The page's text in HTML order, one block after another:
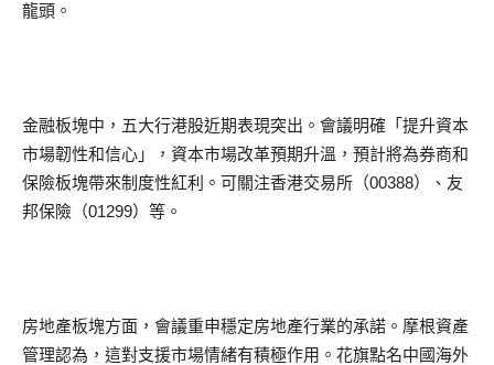
龍頭。
金融板塊中，五大行港股近期表現突出。會議明確「提升資本
市場韌性和信心」，資本市場改革預期升溫，預計將為券商和
保險板塊帶來制度性紅利。可關注香港交易所（00388）、友
邦保險（01299）等。
房地產板塊方面，會議重申穩定房地產行業的承諾。摩根資產
管理認為，這對支援市場情緒有積極作用。花旗點名中國海外